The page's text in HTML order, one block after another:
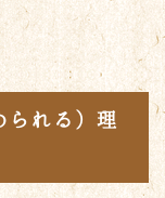
られる）理